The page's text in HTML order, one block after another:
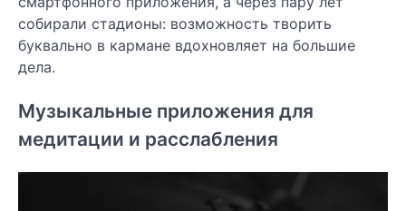
собирали стадионы: возможность творить
буквально в кармане вдохновляет на большие
дела.
Музыкальные приложения для
медитации и расслабления